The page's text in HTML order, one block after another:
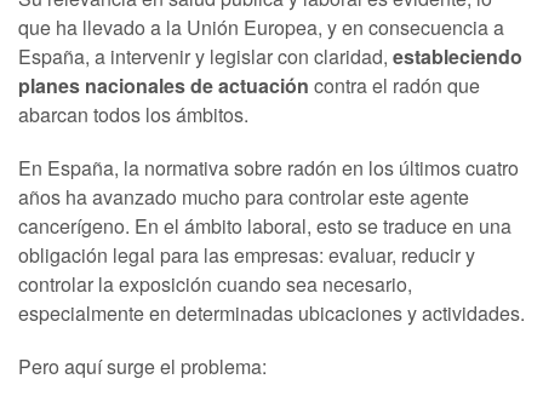
que ha llevado a la Unión Europea, y en consecuencia a
España, a intervenir y legislar con claridad, estableciendo
planes nacionales de actuación contra el radón que
abarcan todos los ámbitos.
En España, la normativa sobre radón en los últimos cuatro
años ha avanzado mucho para controlar este agente
cancerígeno. En el ámbito laboral, esto se traduce en una
obligación legal para las empresas: evaluar, reducir y
controlar la exposición cuando sea necesario,
especialmente en determinadas ubicaciones y actividades.
Pero aquí surge el problema: